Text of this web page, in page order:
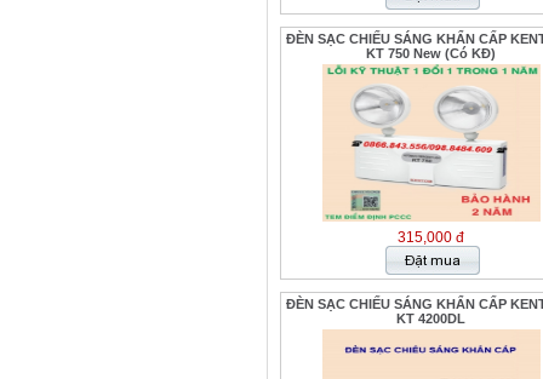
ĐÈN SẠC CHIẾU SÁNG KHẨN CẤP
KT 750 New (Có KĐ)
315,000 đ
ĐÈN SẠC CHIẾU SÁNG KHẨN CẤP
KT 4200DL